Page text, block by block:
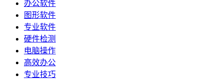
办公软件
图形软件
专业软件
硬件检测
电脑操作
高效办公
专业技巧